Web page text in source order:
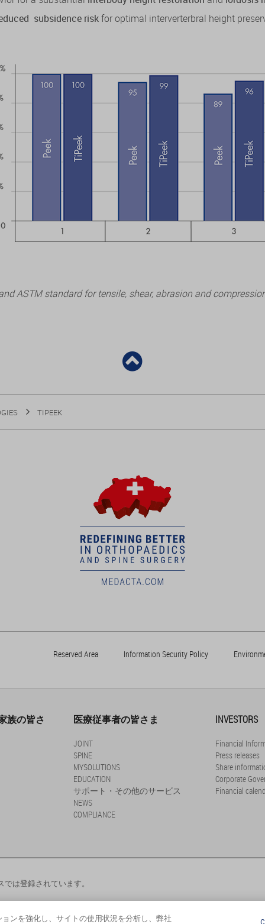
subsidence riskfor optimal interverterbral height
ASTM standard for tensile, shear, abrasion and
TIPEEK
Reserved Area Information Security Policy
族の皆さ 医療従事者の皆さま
JOINT
SPINE
MYSOLUTIONS
EDUCATION
サポート・その他のサービス
NEWS
COMPLIANCE
INVESTORS
Financial
Press releases
Share
Corporate
Financial
は登録されています。
ンを強化し、サイトの使用状況を分析し、弊社